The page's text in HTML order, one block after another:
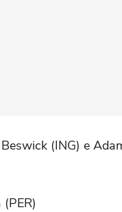
(ING) e